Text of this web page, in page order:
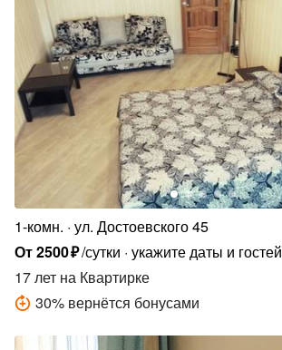
1-комн. ул. Достоевского 45
От2500₽/сутки укажите даты и гостей
17 лет на Квартирке
30% вернётся бонусами